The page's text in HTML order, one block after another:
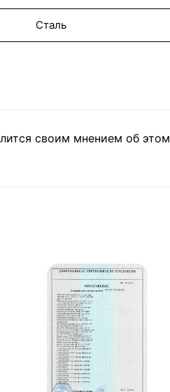
Сталь
своим мнением об этом